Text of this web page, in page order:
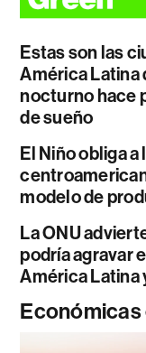
Estas son las
América Latina
nocturno hace
de sueño
El Niño obliga
modelo de
La ONU
podría agravar
América Latina